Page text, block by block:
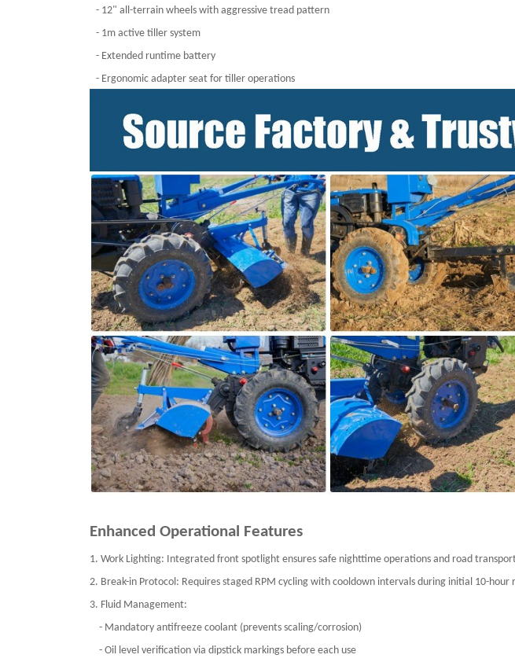
- 12" all-terrain wheels with aggressive tread pattern
- 1m active tiller system
- Extended runtime battery
- Ergonomic adapter seat for tiller operations
Enhanced Operational Features
1. Work Lighting: Integrated front spotlight ensures safe nighttime operations and road
2. Break-in Protocol: Requires staged RPM cycling with cooldown intervals during initial 10-hour
3. Fluid Management:
- Mandatory antifreeze coolant (prevents scaling/corrosion)
- Oil level verification via dipstick markings before each use